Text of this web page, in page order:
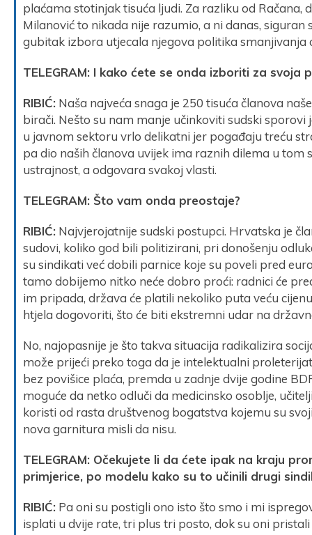
plaćama stotinjak tisuća ljudi. Za razliku od Račana,
Milanović to nikada nije razumio, a ni danas, siguran
gubitak izbora utjecala njegova politika smanjivanja
TELEGRAM: I kako ćete se onda izboriti za svoja
RIBIĆ: Naša najveća snaga je 250 tisuća članova
birači. Nešto su nam manje učinkoviti sudski
u javnom sektoru vrlo delikatni jer pogađaju treću
pa dio naših članova uvijek ima raznih dilema u tom
ustrajnost, a odgovara svakoj vlasti.
TELEGRAM: Što vam onda preostaje?
RIBIĆ: Najvjerojatnije sudski postupci. Hrvatska je
sudovi, koliko god bili politizirani, pri donošenju
su sindikati već dobili parnice koje su poveli pred
tamo dobijemo nitko neće dobro proći: radnici će
im pripada, država će platili nekoliko puta veću
htjela dogovoriti, što će biti ekstremni udar na
No, najopasnije je što takva situacija radikalizira
može prijeći preko toga da je intelektualni
bez povišice plaća, premda u zadnje dvije godine
moguće da netko odluči da medicinsko osoblje,
koristi od rasta društvenog bogatstva kojemu su
nova garnitura misli da nisu.
TELEGRAM: Očekujete li da ćete ipak na kraju
primjerice, po modelu kako su to učinili drugi
RIBIĆ: Pa oni su postigli ono isto što smo i mi
isplati u dvije rate, tri plus tri posto, dok su oni